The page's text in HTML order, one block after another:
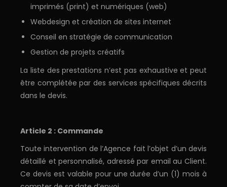
imprimés (print) et numériques (web)
Webdesign et création de sites internet
Conseil en stratégie de communication
Gestion de projets créatifs
La liste des prestations n’est pas exhaustive et peut
être complétée par des services spécifiques décrits
dans le devis.
Article 2 : Commande
Toute intervention de l’Agence fait l’objet d’un devis
détaillé et personnalisé, adressé par email au Client.
Ce devis est valable pour une durée d’un (1) mois à